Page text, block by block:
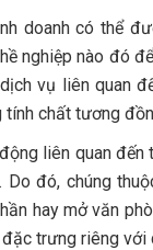
phối
lữ hành
vụ công cộng
động sản
Data, AI và
doanh có thể
nghiệp nào đó
vụ liên quan
tính chất tương
liên quan
Do đó, chúng
hay mở văn
trưng riêng